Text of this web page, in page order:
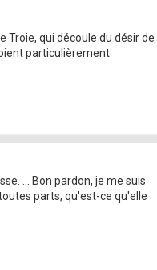
Troie, qui découle du désir de
particulièrement
... Bon pardon, je me suis
parts, qu'est-ce qu'elle